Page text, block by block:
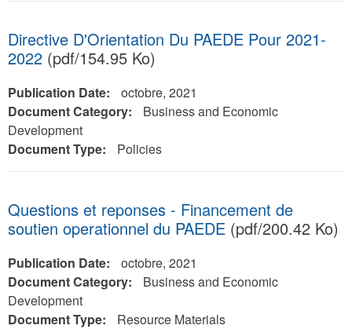
Directive D'Orientation Du PAEDE Pour 2021-
2022 (pdf/154.95 Ko)
Publication Date:
octobre, 2021
Document Category:
Business and Economic
Development
Document Type:
Policies
Questions et reponses - Financement de
soutien operationnel du PAEDE (pdf/200.42 Ko)
Publication Date:
octobre, 2021
Document Category:
Business and Economic
Development
Document Type:
Resource Materials